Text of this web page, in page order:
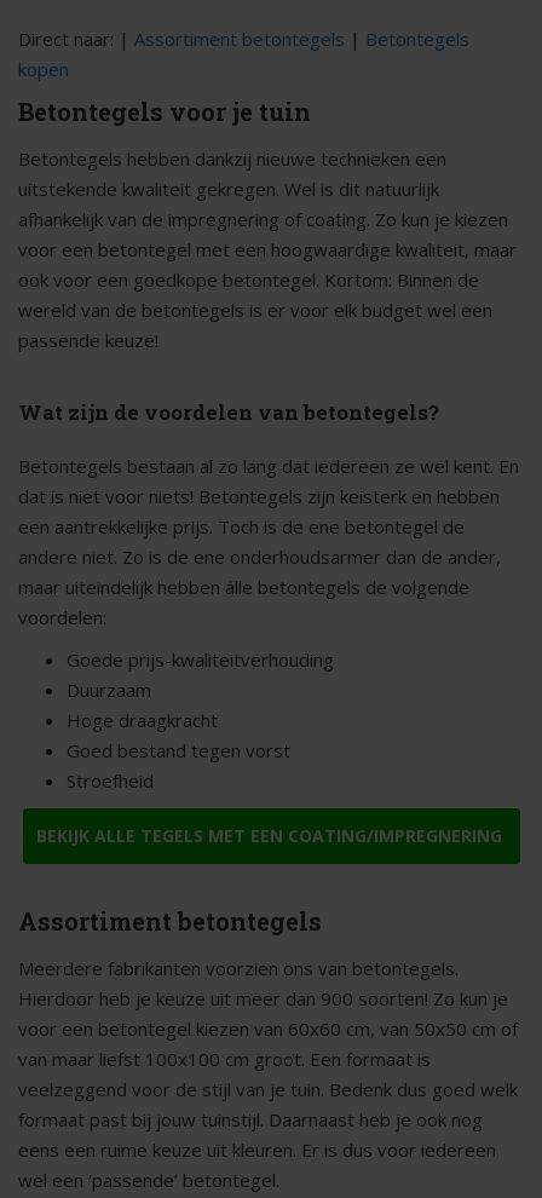
Direct naar: | Assortiment betontegels | Betontegels
kopen
Betontegels voor je tuin
Betontegels hebben dankzij nieuwe technieken een
uitstekende kwaliteit gekregen. Wel is dit natuurlijk
afhankelijk van de impregnering of coating. Zo kun je kiezen
voor een betontegel met een hoogwaardige kwaliteit, maar
ook voor een goedkope betontegel. Kortom: Binnen de
wereld van de betontegels is er voor elk budget wel een
passende keuze!
Wat zijn de voordelen van betontegels?
Betontegels bestaan al zo lang dat iedereen ze wel kent. En
dat is niet voor niets! Betontegels zijn keisterk en hebben
een aantrekkelijke prijs. Toch is de ene betontegel de
andere niet. Zo is de ene onderhoudsarmer dan de ander,
maar uiteindelijk hebben álle betontegels de volgende
voordelen:
Goede prijs-kwaliteitverhouding
Duurzaam
Hoge draagkracht
Goed bestand tegen vorst
Stroefheid
BEKIJK ALLE TEGELS MET EEN COATING/IMPREGNERING
Assortiment betontegels
Meerdere fabrikanten voorzien ons van betontegels.
Hierdoor heb je keuze uit meer dan 900 soorten! Zo kun je
voor een betontegel kiezen van 60x60 cm, van 50x50 cm of
van maar liefst 100x100 cm groot. Een formaat is
veelzeggend voor de stijl van je tuin. Bedenk dus goed welk
formaat past bij jouw tuinstijl. Daarnaast heb je ook nog
eens een ruime keuze uit kleuren. Er is dus voor iedereen
wel een 'passende’ betontegel.